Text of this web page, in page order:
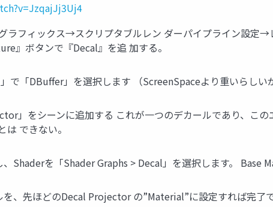
ラフィックス→スクリプタブルレン ダーパイプライン設定
』ボタンで『Decal』を追 加する。
で「DBuffer」を選択します （ScreenSpaceより重いらしい
」をシーンに追加する これが一つのデカールであり、こ
できない。
Shaderを「Shader Graphs > Decal」を選択します。 Base
、先ほどのDecal Projector の”Material”に設定すれば完了